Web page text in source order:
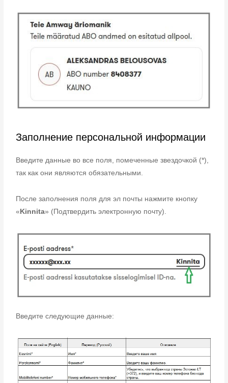
Заполнение персональной информации
Введите данные во все поля, помеченные звездочкой (*),
так как они являются обязательными.
После заполнения поля для эл почты нажмите кнопку
« Kinnita» (Подтвердить электронную почту).
Введите следующие данные: